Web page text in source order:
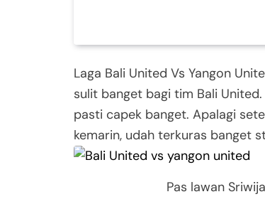
Laga Bali United Vs Yangon
sulit banget bagi tim Bali
pasti capek banget. Apalagi
kemarin, udah terkuras banget
Pas lawan